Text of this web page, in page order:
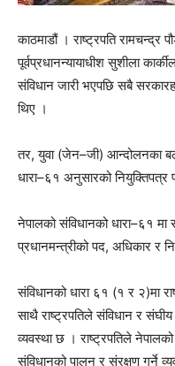
काठमाडौं । राष्ट्रपति
पूर्वप्रधानन्यायाधीश सुशीला
संविधान जारी भएपछि सबै
थिए ।
तर, युवा (जेन–जी) आन्दोलनका
धारा–६१ अनुसारको नियुक्तिपत्र
नेपालको संविधानको धारा–६१ मा
प्रधानमन्त्रीको पद, अधिकार
संविधानको धारा ६१ (१ र २)मा
साथै राष्ट्रपतिले संविधान र
व्यवस्था छ । राष्ट्रपतिले नेपालको
संविधानको पालन र संरक्षण गर्ने